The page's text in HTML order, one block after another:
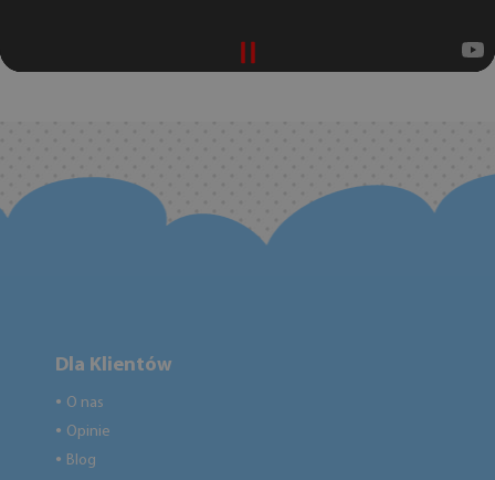
Dla Klientów
● O nas
● Opinie
● Blog